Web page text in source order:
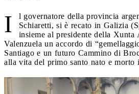
I
l governatore della provincia
Schiaretti, si è recato in Galizia
insieme al presidente della Xunta
Valenzuela un accordo di
Santiago e un futuro Cammino di
alla vita del primo santo nato e morto